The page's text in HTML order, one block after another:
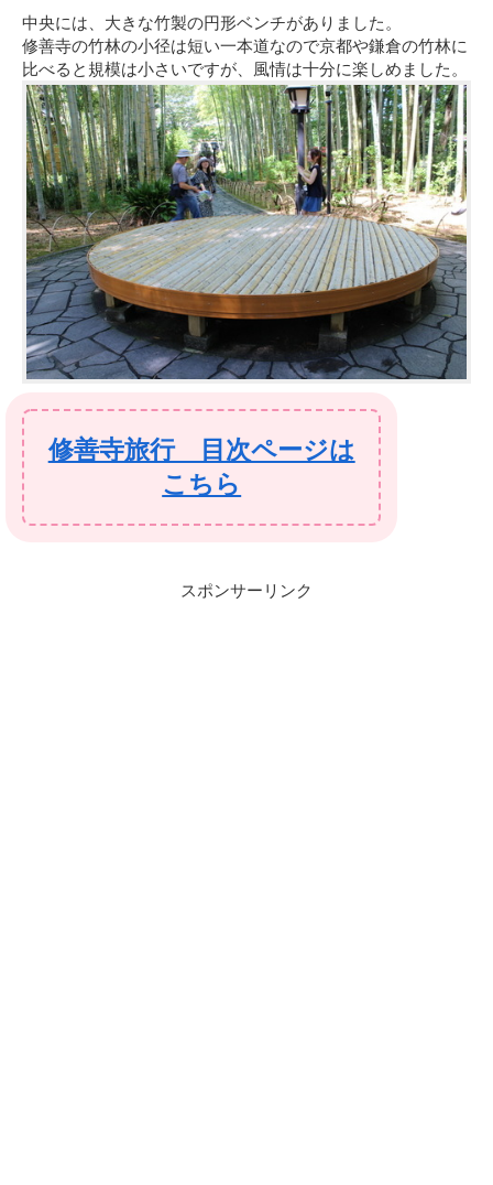
中央には、大きな竹製の円形ベンチがありました。
修善寺の竹林の小径は短い一本道なので京都や鎌倉の竹林に
比べると規模は小さいですが、風情は十分に楽しめました。
修善寺旅行 目次ページは
こちら
スポンサーリンク